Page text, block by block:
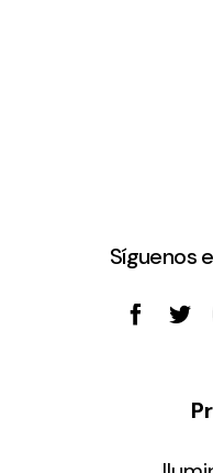
Síguenos